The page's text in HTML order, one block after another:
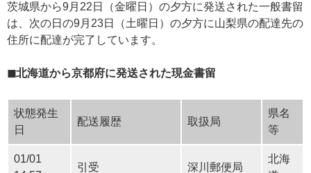
茨城県から9月22日（金曜日）の夕方に発送された一般書留
は、次の日の9月23日（土曜日）の夕方に山梨県の配達先の
住所に配達が完了しています。
◼︎北海道から京都府に発送された現金書留
状態発生
日
配送履歴 取扱局
県名
等
01/01
引受 深川郵便局
北海